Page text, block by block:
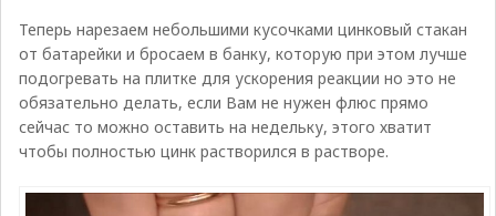
Теперь нарезаем небольшими кусочками цинковый стакан
от батарейки и бросаем в банку, которую при этом лучше
подогревать на плитке для ускорения реакции но это не
обязательно делать, если Вам не нужен флюс прямо
сейчас то можно оставить на недельку, этого хватит
чтобы полностью цинк растворился в растворе.